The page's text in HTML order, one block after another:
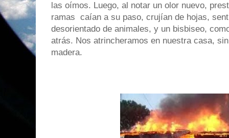
las oímos. Luego, al notar un olor nuevo,
ramas caían a su paso, crujían de hojas,
desorientado de animales, y un bisbiseo,
atrás. Nos atrincheramos en nuestra casa,
madera.